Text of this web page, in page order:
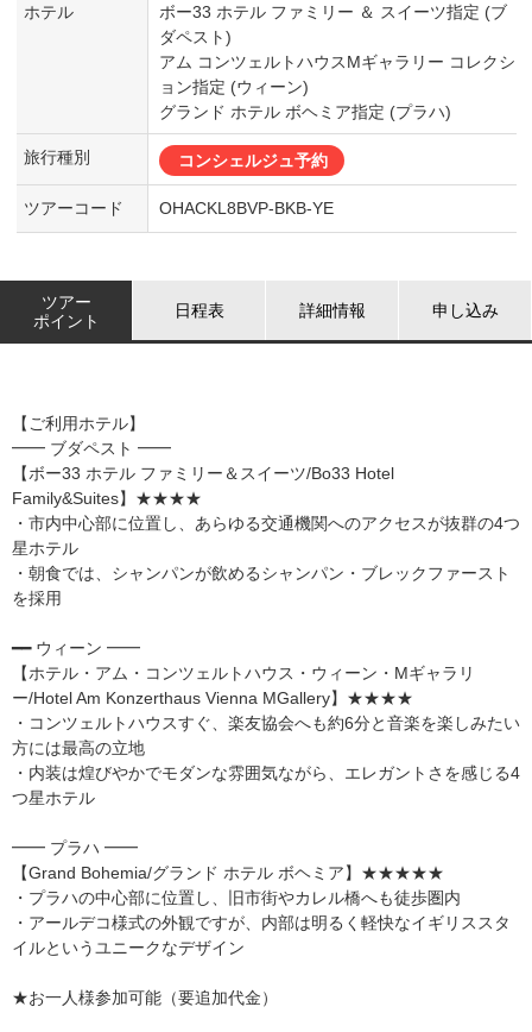
ホテル
ボー33 ホテル ファミリー ＆ スイーツ指定 (ブ
ダペスト)
アム コンツェルトハウスMギャラリー コレクシ
ョン指定 (ウィーン)
グランド ホテル ボヘミア指定 (プラハ)
旅行種別 コンシェルジュ予約
ツアーコード OHACKL8BVP-BKB-YE
ツアー
ポイント
日程表 詳細情報 申し込み
【ご利用ホテル】
━━ ブダペスト ━━
【ボー33 ホテル ファミリー＆スイーツ/Bo33 Hotel
Family&Suites】★★★★
・市内中心部に位置し、あらゆる交通機関へのアクセスが抜群の4つ
星ホテル
・朝食では、シャンパンが飲めるシャンパン・ブレックファースト
を採用
━━ ウィーン ━━
【ホテル・アム・コンツェルトハウス・ウィーン・Mギャラリ
ー/Hotel Am Konzerthaus Vienna MGallery】★★★★
・コンツェルトハウスすぐ、楽友協会へも約6分と音楽を楽しみたい
方には最高の立地
・内装は煌びやかでモダンな雰囲気ながら、エレガントさを感じる4
つ星ホテル
━━ プラハ ━━
【Grand Bohemia/グランド ホテル ボヘミア】★★★★★
・プラハの中心部に位置し、旧市街やカレル橋へも徒歩圏内
・アールデコ様式の外観ですが、内部は明るく軽快なイギリススタ
イルというユニークなデザイン
★お一人様参加可能（要追加代金）